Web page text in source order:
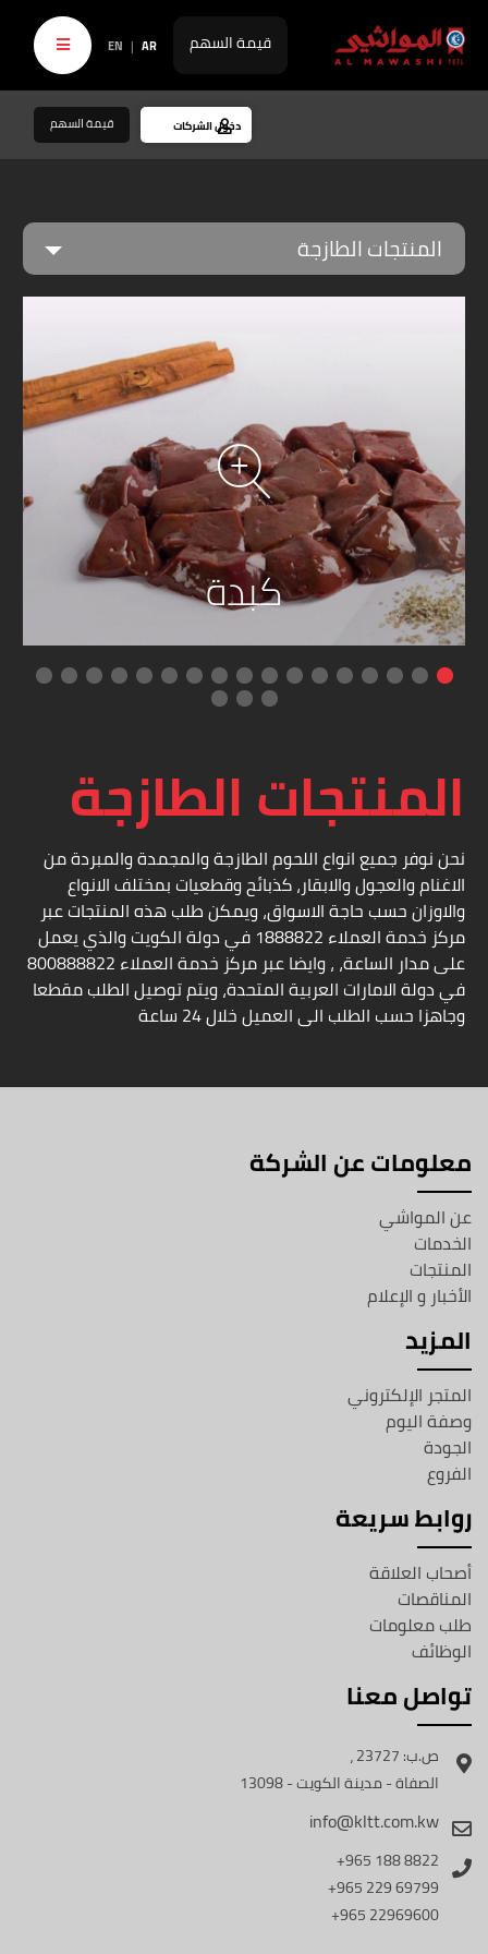
قيمة السهم EN | AR
|
AR
دخول الشركات قيمة السهم
المنتجات الطازجة
المواشي
الوصفات
السماد
الذبائح
كبدة
المنتجات الطازجة
نحن نوفر جميع انواع اللحوم الطازجة والمجمدة والمبردة من
الاغنام والعجول والابقار، كذبائح وقطعيات بمختلف الانواع
والاوزان حسب حاجة الاسواق، ويمكن طلب هذه المنتجات عبر
مركز خدمة العملاء 1888822 في دولة الكويت والذي يعمل
على مدار الساعة، ، وايضا عبر مركز خدمة العملاء 800888822
في دولة الامارات العربية المتحدة، ويتم توصيل الطلب مقطعا
وجاهزا حسب الطلب الى العميل خلال 24 ساعة
معلومات عن الشركة
عن المواشي
الخدمات
المنتجات
الأخبار و الإعلام
المزيد
المتجر الإلكتروني
وصفة اليوم
الجودة
الفروع
روابط سريعة
أصحاب العلاقة
المناقصات
طلب معلومات
الوظائف
تواصل معنا
ص.ب: 23727 ،
الصفاة - مدينة الكويت - 13098
info@kltt.com.kw
8822 188 965+
69799 229 965+
22969600 965+